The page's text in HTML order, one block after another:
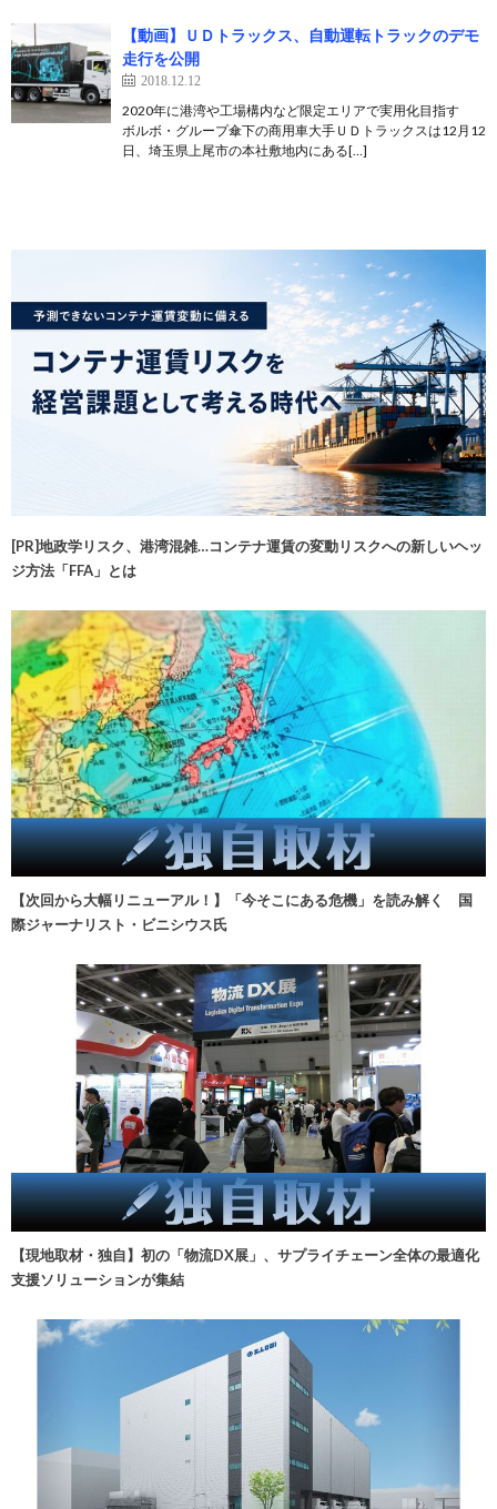
【動画】ＵＤトラックス、自動運転トラックのデモ
走行を公開
2018.12.12
2020年に港湾や工場構内など限定エリアで実用化目指す
ボルボ・グループ傘下の商用車大手ＵＤトラックスは12月12
日、埼玉県上尾市の本社敷地内にある[…]
[PR]地政学リスク、港湾混雑…コンテナ運賃の変動リスクへの新しいヘッ
ジ方法「FFA」とは
【次回から大幅リニューアル！】「今そこにある危機」を読み解く 国
際ジャーナリスト・ビニシウス氏
【現地取材・独自】初の「物流DX展」、サプライチェーン全体の最適化
支援ソリューションが集結